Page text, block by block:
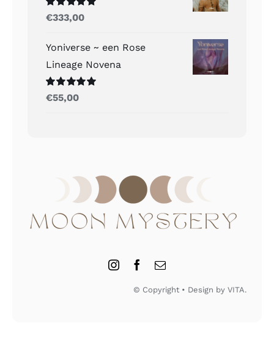
Gewaardeerd
uit 5
€333,00
Yoniverse ~ een Rose
Lineage Novena
Gewaardeerd
uit 5
€55,00
© Copyright • Design by VITA.